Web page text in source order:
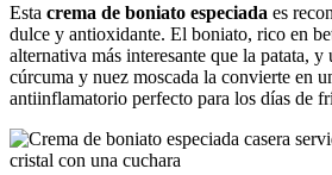
Esta crema de boniato especiada es
dulce y antioxidante. El boniato, rico en
alternativa más interesante que la patata, y
cúrcuma y nuez moscada la convierte en
antiinflamatorio perfecto para los días de